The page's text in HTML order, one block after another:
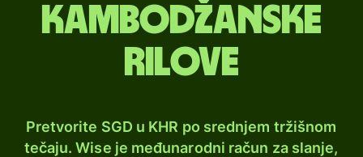
kambodžanske
rilove
Pretvorite SGD u KHR po srednjem tržišnom
tečaju. Wise je međunarodni račun za slanje,